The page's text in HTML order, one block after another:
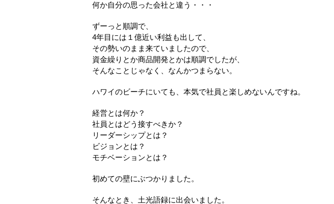
何か自分の思った会社と違う・・・
ずーっと順調で、
4年目には１億近い利益も出して、
その勢いのまま来ていましたので、
資金繰りとか商品開発とかは順調でしたが、
そんなことじゃなく、なんかつまらない。
ハワイのビーチにいても、本気で社員と楽しめないんですね。
経営とは何か？
社員とはどう接すべきか？
リーダーシップとは？
ビジョンとは？
モチベーションとは？
初めての壁にぶつかりました。
そんなとき、土光語録に出会いました。